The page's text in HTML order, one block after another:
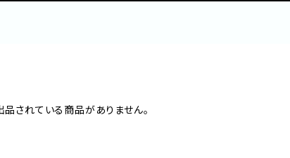
品されている商品がありません。